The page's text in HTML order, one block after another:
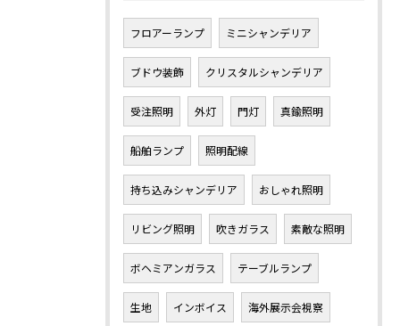
フロアーランプ ミニシャンデリア
ブドウ装飾 クリスタルシャンデリア
受注照明 外灯 門灯 真鍮照明
船舶ランプ 照明配線
持ち込みシャンデリア おしゃれ照明
リビング照明 吹きガラス 素敵な照明
ボヘミアンガラス テーブルランプ
生地 インボイス 海外展示会視察